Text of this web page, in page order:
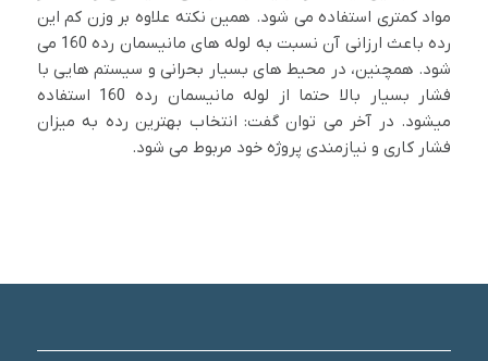
مواد کمتری استفاده می شود. همین نکته علاوه بر وزن کم این
رده باعث ارزانی آن نسبت به لوله های مانیسمان رده 160 می
شود. همچنین، در محیط های بسیار بحرانی و سیستم هایی با
فشار بسیار بالا حتما از لوله مانیسمان رده 160 استفاده
میشود. در آخر می توان گفت: انتخاب بهترین رده به میزان
فشار کاری و نیازمندی پروژه خود مربوط می شود.